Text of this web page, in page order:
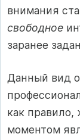
внимания
свободное
заранее
Данный вид
как
моментом